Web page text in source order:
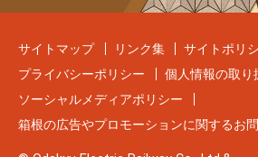
サイトマップ リンク集
サイトポリ
プライバシーポリシー
個人情報の取り
ソーシャルメディアポリシー
箱根の広告やプロモーションに関するお